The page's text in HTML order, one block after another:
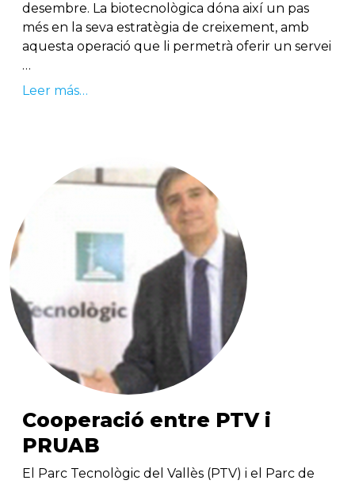
desembre. La biotecnològica dóna així un pas
més en la seva estratègia de creixement, amb
aquesta operació que li permetrà oferir un servei
…
Leer más…
Cooperació entre PTV i
PRUAB
El Parc Tecnològic del Vallès (PTV) i el Parc de